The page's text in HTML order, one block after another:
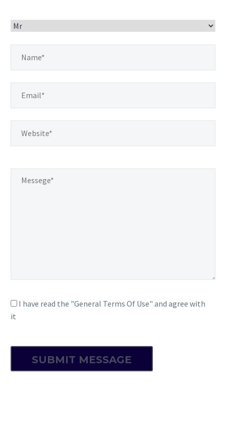
I have read the "General Terms Of Use" and agree with
it